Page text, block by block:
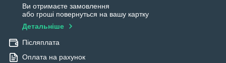
Ви отримаєте замовлення
або гроші повернуться на вашу картку
Детальніше
Післяплата
Оплата на рахунок